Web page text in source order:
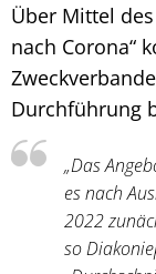
Über Mittel
nach Corona“
Durchführung
„Das
es nach
2022
so